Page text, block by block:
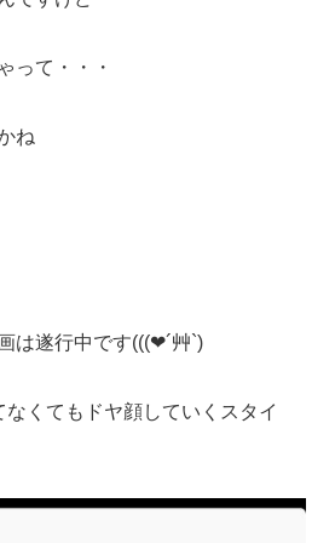
って・・・
ね
は遂行中です(((❤´艸`)
なくてもドヤ顔していくスタイ